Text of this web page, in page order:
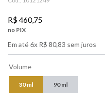
R$460,75
no PIX
Em até6x R$ 80,83 sem juros
Volume
30 ml 90 ml